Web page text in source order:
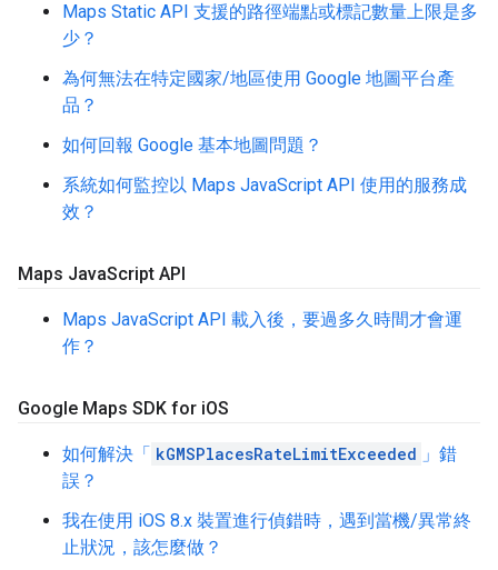
Maps Static API 支援的路徑端點或標記數量上限是多
少？
為何無法在特定國家/地區使用 Google 地圖平台產
品？
如何回報 Google 基本地圖問題？
系統如何監控以 Maps JavaScript API 使用的服務成
效？
Maps JavaScript API
Maps JavaScript API 載入後，要過多久時間才會運
作？
Google Maps SDK for iOS
如何解決「 kGMSPlacesRateLimitExceeded 」錯
誤？
我在使用 iOS 8.x 裝置進行偵錯時，遇到當機/異常終
止狀況，該怎麼做？